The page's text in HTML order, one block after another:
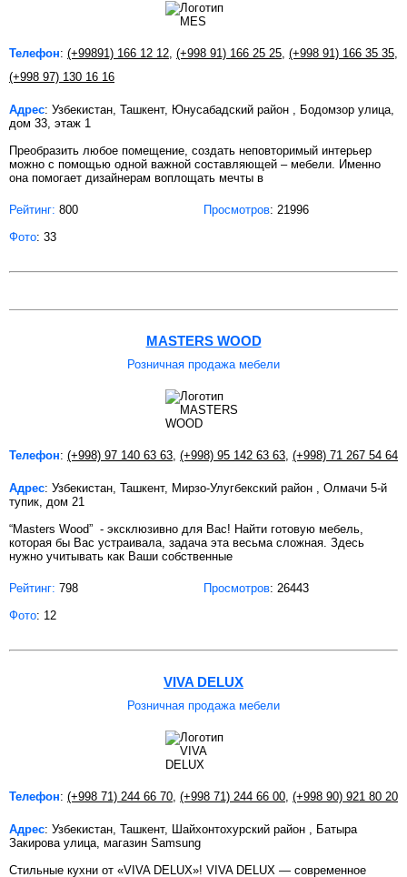
Телефон: (+99891) 166 12 12 (+998 91) 166 25 25 (+998 91) 166 35 35
(+998 97) 130 16 16
Адрес: Узбекистан, Ташкент, Юнусабадский район , Бодомзор улица,
дом 33, этаж 1
Преобразить любое помещение, создать неповторимый интерьер
можно с помощью одной важной составляющей – мебели. Именно
она помогает дизайнерам воплощать мечты в
Рейтинг: 800 Просмотров: 21996
Фото: 33
MASTERS WOOD
Розничная продажа мебели
Телефон: (+998) 97 140 63 63 (+998) 95 142 63 63 (+998) 71 267 54 64
Адрес: Узбекистан, Ташкент, Мирзо-Улугбекский район , Олмачи 5-й
тупик, дом 21
“Masters Wood” - эксклюзивно для Вас! Найти готовую мебель,
которая бы Вас устраивала, задача эта весьма сложная. Здесь
нужно учитывать как Ваши собственные
Рейтинг: 798 Просмотров: 26443
Фото: 12
VIVA DELUX
Розничная продажа мебели
Телефон: (+998 71) 244 66 70 (+998 71) 244 66 00 (+998 90) 921 80 20
Адрес: Узбекистан, Ташкент, Шайхонтохурский район , Батыра
Закирова улица, магазин Samsung
Стильные кухни от «VIVA DELUX»! VIVA DELUX — современное